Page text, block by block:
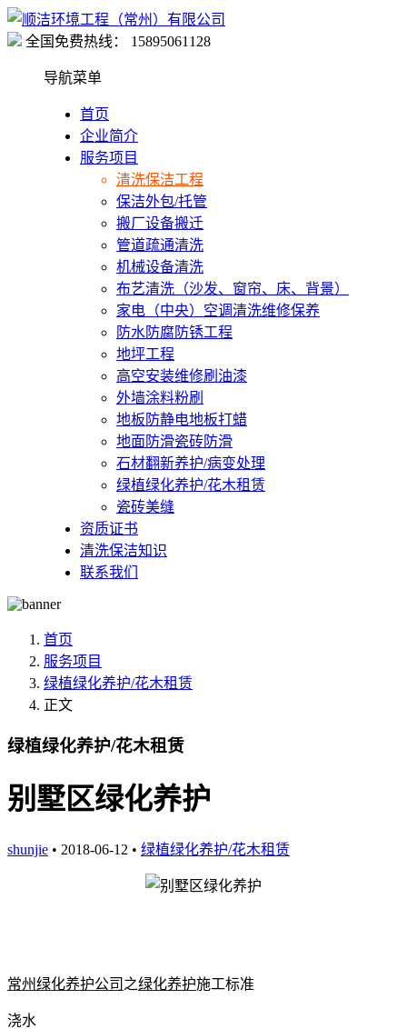
全国免费热线： 15895061128
导航菜单
首页
企业简介
服务项目
清洗保洁工程
保洁外包/托管
搬厂设备搬迁
管道疏通清洗
机械设备清洗
布艺清洗（沙发、窗帘、床、背景）
家电（中央）空调清洗维修保养
防水防腐防锈工程
地坪工程
高空安装维修刷油漆
外墙涂料粉刷
地板防静电地板打蜡
地面防滑瓷砖防滑
石材翻新养护/病变处理
绿植绿化养护/花木租赁
瓷砖美缝
资质证书
清洗保洁知识
联系我们
首页
服务项目
绿植绿化养护/花木租赁
正文
绿植绿化养护/花木租赁
别墅区绿化养护
shunjie • 2018-06-12 • 绿植绿化养护/花木租赁
常州绿化养护公司 之绿化养护施工标准
浇水